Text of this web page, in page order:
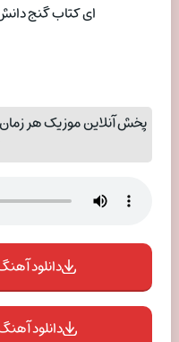
ای کتاب گنج
پخش آنلاین موزیک هر
دانلود آهنگ
دانلود